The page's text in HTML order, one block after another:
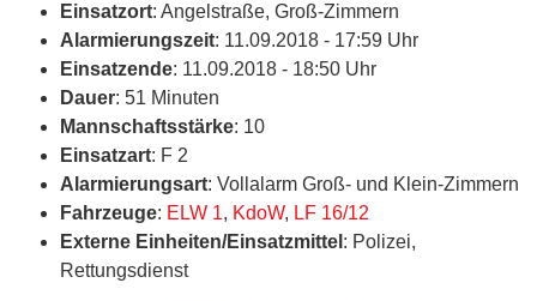
Einsatzort: Angelstraße, Groß-Zimmern
Alarmierungszeit: 11.09.2018 - 17:59 Uhr
Einsatzende: 11.09.2018 - 18:50 Uhr
Dauer: 51 Minuten
Mannschaftsstärke: 10
Einsatzart: F 2
Alarmierungsart: Vollalarm Groß- und Klein-Zimmern
Fahrzeuge: ELW 1, KdoW, LF 16/12
Externe Einheiten/Einsatzmittel : Polizei,
Rettungsdienst